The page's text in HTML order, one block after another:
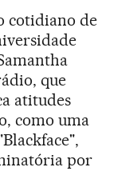
cotidiano de
que
atitudes
como uma
por